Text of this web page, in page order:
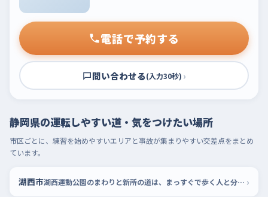
電話で予約する
問い合わせる(入力30秒) ›
静岡県の運転しやすい道・気をつけたい場所
市区ごとに、練習を始めやすいエリアと事故が集まりやすい交差点をまとめ
ています。
湖西市 湖西運動公園のまわりと新所の道は、まっすぐで歩く人と分かれている ›